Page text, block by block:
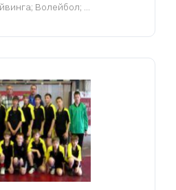
; Волейбол; ...